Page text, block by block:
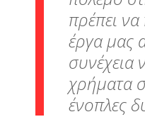
πρέπει
έργα μας
συνέχεια
χρήματα
ένοπλες